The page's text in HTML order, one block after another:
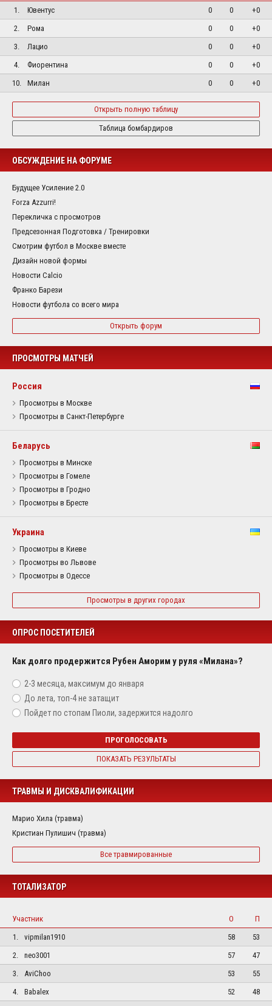
1.
Ювентус 0 0
+0
2.
Рома 0 0
+0
3.
Лацио 0 0
+0
4.
Фиорентина 0 0
+0
10.
Милан 0 0 +0
Открыть полную таблицу
Таблица бомбардиров
ОБСУЖДЕНИЕ НА ФОРУМЕ
Будущее Усиление 2.0
Forza Azzurri!
Перекличка с просмотров
Предсезонная Подготовка / Тренировки
Смотрим футбол в Москве вместе
Дизайн новой формы
Новости Calcio
Франко Барези
Новости футбола со всего мира
Открыть форум
ПРОСМОТРЫ МАТЧЕЙ
Россия
Просмотры в Москве
Просмотры в Санкт-Петербурге
Беларусь
Просмотры в Минске
Просмотры в Гомеле
Просмотры в Гродно
Просмотры в Бресте
Украина
Просмотры в Киеве
Просмотры во Львове
Просмотры в Одессе
Просмотры в других городах
ОПРОС ПОСЕТИТЕЛЕЙ
Как долго продержится Рубен Аморим у руля «Милана»?
2-3 месяца, максимум до января
До лета, топ-4 не затащит
Пойдет по стопам Пиоли, задержится надолго
ПРОГОЛОСОВАТЬ
ПОКАЗАТЬ РЕЗУЛЬТАТЫ
ТРАВМЫ И ДИСКВАЛИФИКАЦИИ
Марио Хила (травма)
Кристиан Пулишич (травма)
Все травмированные
ТОТАЛИЗАТОР
Участник О
П
1.
vipmilan1910 58
53
2.
neo3001 57
47
3.
AviChoo 53
55
4.
Babalex 52
48